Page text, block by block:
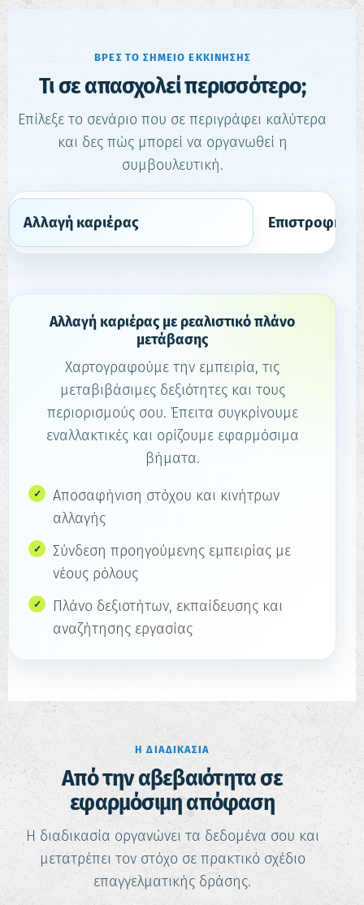
ΒΡΕΣ ΤΟ ΣΗΜΕΊΟ ΕΚΚΊΝΗΣΗΣ
Τι σε απασχολεί περισσότερο;
Επίλεξε το σενάριο που σε περιγράφει καλύτερα
και δες πώς μπορεί να οργανωθεί η
συμβουλευτική.
Αλλαγή καριέρας Επιστροφή
Αλλαγή καριέρας με ρεαλιστικό πλάνο
μετάβασης
Χαρτογραφούμε την εμπειρία, τις
μεταβιβάσιμες δεξιότητες και τους
περιορισμούς σου. Έπειτα συγκρίνουμε
εναλλακτικές και ορίζουμε εφαρμόσιμα
βήματα.
Αποσαφήνιση στόχου και κινήτρων
αλλαγής
Σύνδεση προηγούμενης εμπειρίας με
νέους ρόλους
Πλάνο δεξιοτήτων, εκπαίδευσης και
αναζήτησης εργασίας
Η ΔΙΑΔΙΚΑΣΊΑ
Από την αβεβαιότητα σε
εφαρμόσιμη απόφαση
Η διαδικασία οργανώνει τα δεδομένα σου και
μετατρέπει τον στόχο σε πρακτικό σχέδιο
επαγγελματικής δράσης.